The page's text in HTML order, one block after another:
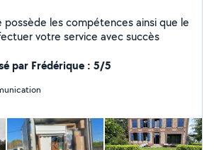
possède les compétences ainsi que le
votre service avec succès
par Frédérique : 5/5